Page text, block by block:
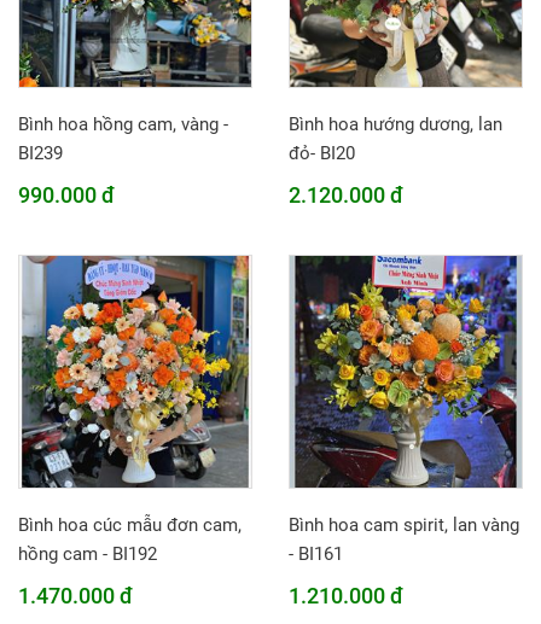
Bình hoa hồng cam, vàng -
BI239
990.000 đ
Bình hoa hướng dương, lan
đỏ- BI20
2.120.000 đ
Bình hoa cúc mẫu đơn cam,
hồng cam - BI192
1.470.000 đ
Bình hoa cam spirit, lan vàng
- BI161
1.210.000 đ